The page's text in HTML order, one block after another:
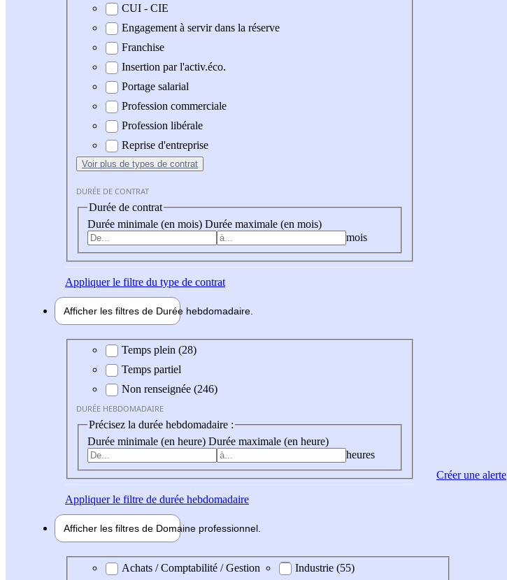
CUI - CIE
Engagement à servir dans la réserve
Franchise
Insertion par l'activ.éco.
Portage salarial
Profession commerciale
Profession libérale
Reprise d'entreprise
Voir plus de types de contrat
DURÉE DE CONTRAT
Durée de contrat
Durée minimale (en mois) Durée maximale (en mois)
mois
Appliquerle filtre du type de contrat
Afficher les filtres de Durée hebdomadaire
Durée hebdomadaire
Temps plein (28)
Temps partiel
Non renseignée (246)
DURÉE HEBDOMADAIRE
Précisez la durée hebdomadaire :
Durée minimale (en heure) Durée maximale (en heure)
heures
Appliquerle filtre de durée hebdomadaire
Afficher les filtres de Domaine professionnel
Domaine professionel
Achats / Comptabilité / Gestion
Industrie (55)
Créer une alerte